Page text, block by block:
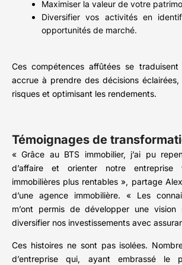
Maximiser la valeur de votre
Diversifier vos activités en
opportunités de marché.
Ces compétences affûtées se
accrue à prendre des décisions
risques et optimisant les rendements.
Témoignages de
« Grâce au BTS immobilier, j’ai pu
d’affaire et orienter notre entreprise
immobilières plus rentables », partage
d’une agence immobilière. « Les
m’ont permis de développer une
diversifier nos investissements avec
Ces histoires ne sont pas isolées.
d’entreprise qui, ayant embrassé le